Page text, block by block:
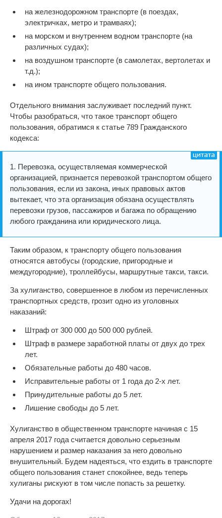
на железнодорожном транспорте (в поездах,
электричках, метро и трамваях);
на морском и внутреннем водном транспорте (на
различных судах);
на воздушном транспорте (в самолетах, вертолетах и
т.д.);
на ином транспорте общего пользования.
Отдельного внимания заслуживает последний пункт.
Чтобы разобраться, что такое транспорт общего
пользования, обратимся к статье 789 Гражданского
кодекса:
1. Перевозка, осуществляемая коммерческой
организацией, признается перевозкой транспортом общего
пользования, если из закона, иных правовых актов
вытекает, что эта организация обязана осуществлять
перевозки грузов, пассажиров и багажа по обращению
любого гражданина или юридического лица.
Таким образом, к транспорту общего пользования
относятся автобусы (городские, пригородные и
междугородние), троллейбусы, маршрутные такси, такси.
За хулиганство, совершенное в любом из перечисленных
транспортных средств, грозит одно из уголовных
наказаний:
Штраф от 300 000 до 500 000 рублей.
Штраф в размере заработной платы от двух до трех
лет.
Обязательные работы до 480 часов.
Исправительные работы от 1 года до 2-х лет.
Принудительные работы до 5 лет.
Лишение свободы до 5 лет.
Хулиганство в общественном транспорте начиная с 15
апреля 2017 года считается довольно серьезным
нарушением и размер наказания за него довольно
внушительный. Будем надеяться, что ездить в транспорте
общего пользования станет спокойнее, ведь теперь
хулиганы рискуют в том числе попасть за решетку.
Удачи на дорогах!